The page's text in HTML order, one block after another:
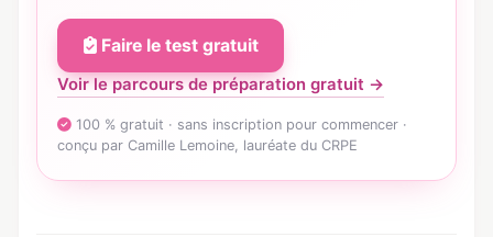
Faire le test gratuit
Voir le parcours de préparation gratuit →
100 % gratuit · sans inscription pour commencer ·
conçu par Camille Lemoine, lauréate du CRPE